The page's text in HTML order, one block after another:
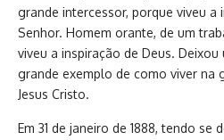
grande intercessor, porque viveu a
Senhor. Homem orante, de um
viveu a inspiração de Deus.
grande exemplo de como viver na
Jesus Cristo.
Em 31 de janeiro de 1888, tendo se